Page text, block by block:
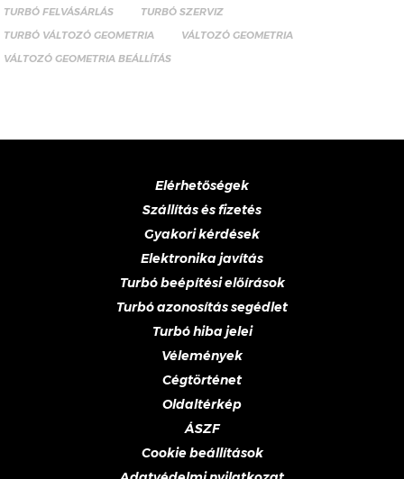
TURBÓ FELVÁSÁRLÁS
TURBÓ SZERVIZ
TURBÓ VÁLTOZÓ GEOMETRIA
VÁLTOZÓ GEOMETRIA
VÁLTOZÓ GEOMETRIA BEÁLLÍTÁS
Elérhetőségek
Szállítás és fizetés
Gyakori kérdések
Elektronika javítás
Turbó beépítési előírások
Turbó azonosítás segédlet
Turbó hiba jelei
Vélemények
Cégtörténet
Oldaltérkép
ÁSZF
Cookie beállítások